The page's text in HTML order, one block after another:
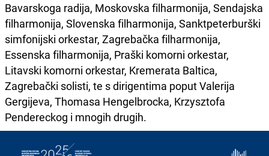
Bavarskoga radija, Moskovska filharmonija, Sendajska
filharmonija, Slovenska filharmonija, Sanktpeterburški
simfonijski orkestar, Zagrebačka filharmonija,
Essenska filharmonija, Praški komorni orkestar,
Litavski komorni orkestar, Kremerata Baltica,
Zagrebački solisti, te s dirigentima poput Valerija
Gergijeva, Thomasa Hengelbrocka, Krzysztofa
Pendereckog i mnogih drugih.